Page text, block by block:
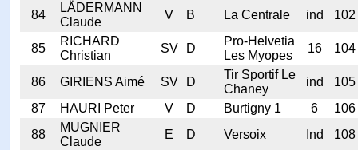
84
LÄDERMANN
Claude
V B La Centrale ind 102
85
RICHARD
Christian
SV D
Pro-Helvetia
Les Myopes
16 104
86 GIRIENS Aimé SV D
Tir Sportif Le
Chaney
ind
105
87
HAURI Peter V D Burtigny 1 6
106
88
MUGNIER
Claude
E D Versoix Ind 108